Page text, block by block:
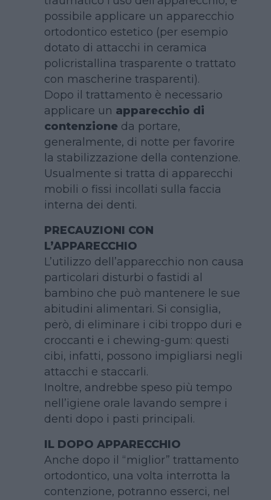
possibile applicare un apparecchio
ortodontico estetico (per esempio
dotato di attacchi in ceramica
policristallina trasparente o trattato
con mascherine trasparenti).
Dopo il trattamento è necessario
applicare un apparecchio di
contenzione da portare,
generalmente, di notte per favorire
la stabilizzazione della contenzione.
Usualmente si tratta di apparecchi
mobili o fissi incollati sulla faccia
interna dei denti.
PRECAUZIONI CON
L’APPARECCHIO
L’utilizzo dell’apparecchio non causa
particolari disturbi o fastidi al
bambino che può mantenere le sue
abitudini alimentari. Si consiglia,
però, di eliminare i cibi troppo duri e
croccanti e i chewing-gum: questi
cibi, infatti, possono impigliarsi negli
attacchi e staccarli.
Inoltre, andrebbe speso più tempo
nell’igiene orale lavando sempre i
denti dopo i pasti principali.
IL DOPO APPARECCHIO
Anche dopo il “miglior” trattamento
ortodontico, una volta interrotta la
contenzione, potranno esserci, nel